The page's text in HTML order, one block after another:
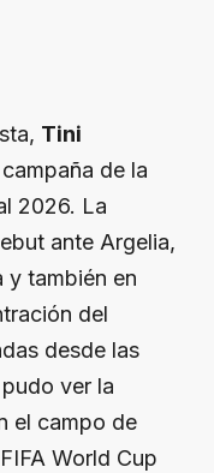
Tini
de la
2026. La
ante Argelia,
y también en
del
desde las
ver la
el campo de
World Cup